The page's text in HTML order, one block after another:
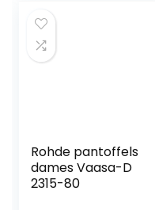
Rohde pantoffels
dames Vaasa-D
2315-80